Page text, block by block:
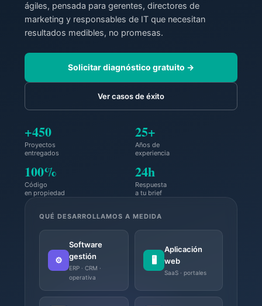
ágiles, pensada para gerentes, directores de
marketing y responsables de IT que necesitan
resultados medibles, no promesas.
Solicitar diagnóstico gratuito →
Ver casos de éxito
+450
Proyectos
entregados
25+
Años de
experiencia
100%
Código
en propiedad
24h
Respuesta
a tu brief
QUÉ DESARROLLAMOS A MEDIDA
⚙️
Software
gestión
ERP · CRM ·
operativa
🖥️
Aplicación
web
SaaS · portales